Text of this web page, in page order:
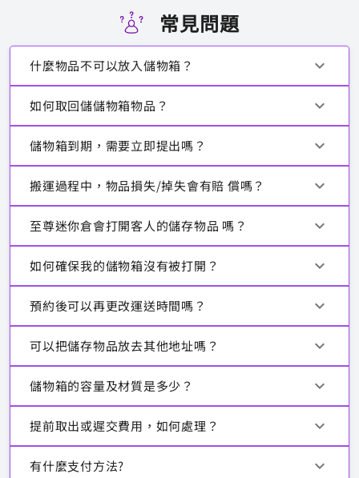
常見問題
什麼物品不可以放入儲物箱？
如何取回儲儲物箱物品？
儲物箱到期，需要立即提出嗎？
搬運過程中，物品損失/掉失會有賠 償嗎？
⾄尊迷你倉會打開客⼈的儲存物品 嗎？
如何確保我的儲物箱沒有被打開？
預約後可以再更改運送時間嗎？
可以把儲存物品放去其他地址嗎？
儲物箱的容量及材質是多少？
提前取出或遲交費⽤，如何處理？
有什麼⽀付⽅法?